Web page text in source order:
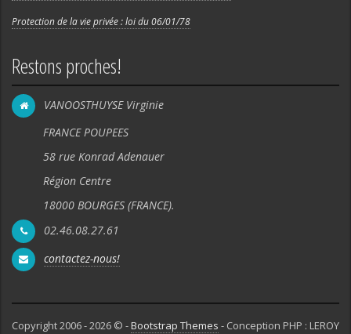
Protection de la vie privée : loi du 06/01/78
Restons proches!
VANOOSTHUYSE Virginie
FRANCE POUPEES
58 rue Konrad Adenauer
Région Centre
18000 BOURGES (FRANCE).
02.46.08.27.61
contactez-nous!
Copyright 2006 - 2026 © -Bootstrap Themes - Conception PHP : LEROY